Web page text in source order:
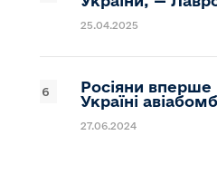
25.04.2025
Росіяни
Україні
27.06.2024